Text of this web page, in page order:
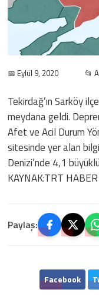
📅 Eylül 9, 2020 📂
Tekirdağ’ın Sarköy
meydana geldi.
Afet ve Acil Durum
sitesinde yer alan
Denizi’nde 4,1
KAYNAK:TRT HABER
Paylaş:
Facebook